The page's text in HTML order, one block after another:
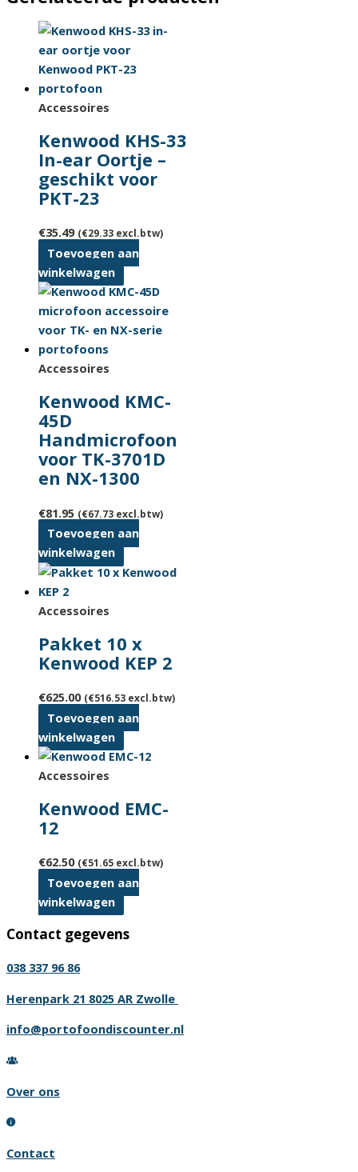
Accessoires
Kenwood KHS-33
In-ear Oortje –
geschikt voor
PKT-23
€35.49 (€29.33 excl.btw)
Toevoegen aan
winkelwagen
Accessoires
Kenwood KMC-
45D
Handmicrofoon
voor TK-3701D
en NX-1300
€81.95 (€67.73 excl.btw)
Toevoegen aan
winkelwagen
Accessoires
Pakket 10 x
Kenwood KEP 2
€625.00 (€516.53 excl.btw)
Toevoegen aan
winkelwagen
Accessoires
Kenwood EMC-
12
€62.50 (€51.65 excl.btw)
Toevoegen aan
winkelwagen
Contact gegevens
038 337 96 86
Herenpark 21 8025 AR Zwolle
info@portofoondiscounter.nl
Over ons
Contact